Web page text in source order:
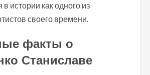
в истории как одного из
своего времени.
факты о
Станиславе